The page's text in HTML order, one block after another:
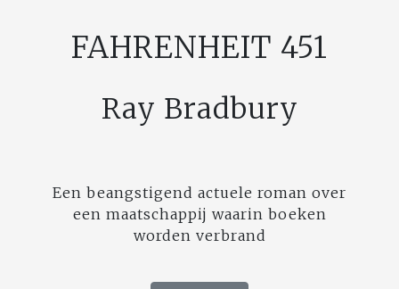
FAHRENHEIT 451
Ray Bradbury
Een beangstigend actuele roman over
een maatschappij waarin boeken
worden verbrand